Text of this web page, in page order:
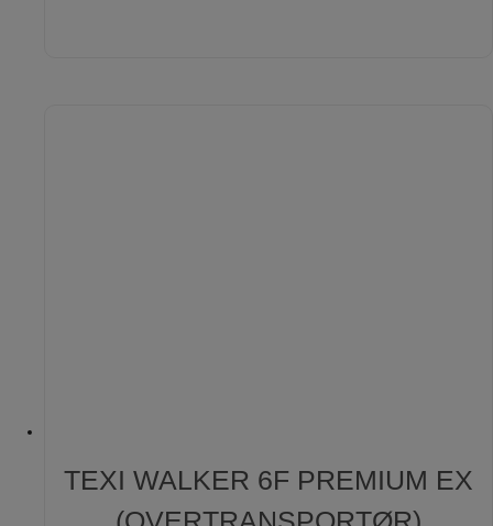
TEXI WALKER 6F PREMIUM EX